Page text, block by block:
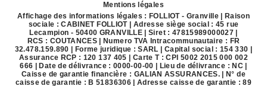
Mentions légales
Affichage des informations légales : FOLLIOT - Granville | Raison
sociale : CABINET FOLLIOT | Adresse siège social : 45 rue
Lecampion - 50400 GRANVILLE | Siret : 47815989000027 |
RCS : COUTANCES | Numero TVA Intracommunautaire : FR
32.478.159.890 | Forme juridique : SARL | Capital social : 154 330 |
Assurance RCP : 120 137 405 | Carte T : CPI 5002 2015 000 002
666 | Date de délivrance : 0000-00-00 | Lieu de délivrance : NC |
Caisse de garantie financière : GALIAN ASSURANCES. | N° de
caisse de garantie : B 51836306 | Adresse caisse de garantie : 89